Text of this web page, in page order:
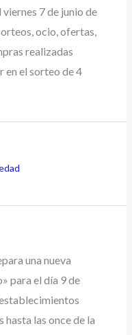
7 de junio de
ocio, ofertas,
realizadas
el sorteo de 4
una nueva
para el día 9 de
las once de la